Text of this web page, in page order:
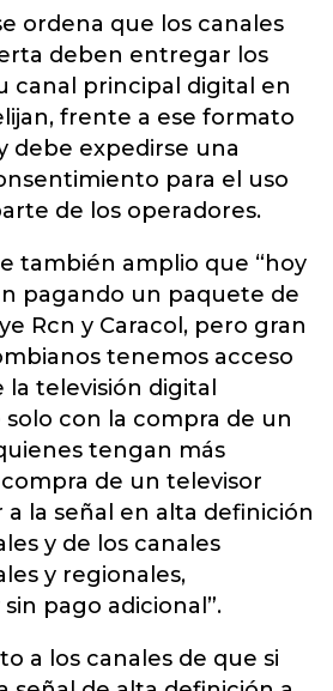
ordena que los canales
deben entregar los
canal principal digital en
frente a ese formato
debe expedirse una
para el uso
de los operadores.
también amplio que “hoy
pagando un paquete de
Rcn y Caracol, pero gran
tenemos acceso
la televisión digital
con la compra de un
tengan más
de un televisor
la señal en alta definición
y de los canales
y regionales,
pago adicional”.
a los canales de que si